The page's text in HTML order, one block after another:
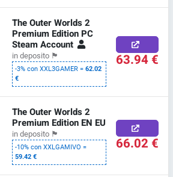
The Outer Worlds 2
Premium Edition PC
Steam Account
in deposito 🏴
-3% con XXL3GAMER =62.02
€
63.94 €
The Outer Worlds 2
Premium Edition EN EU
in deposito 🏴
-10% con XXLGAMIVO =
59.42 €
66.02 €